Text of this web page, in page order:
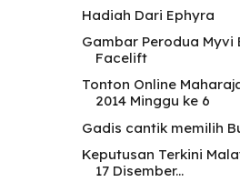
Hadiah Dari Ephyra
Gambar Perodua Myvi
Facelift
Tonton Online
2014 Minggu ke 6
Gadis cantik memilih
Keputusan Terkini
17 Disember...